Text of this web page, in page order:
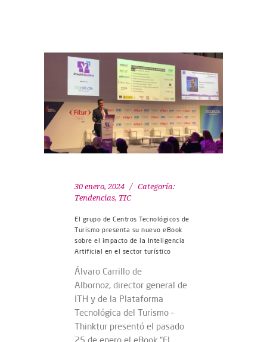
30 enero, 2024
Categoría:
Tendencias, TIC
El grupo de Centros Tecnológicos de
Turismo presenta su nuevo eBook
sobre el impacto de la Inteligencia
Artificial en el sector turístico
Álvaro Carrillo de
Albornoz, director general de
ITH y de la Plataforma
Tecnológica del Turismo –
Thinktur presentó el pasado